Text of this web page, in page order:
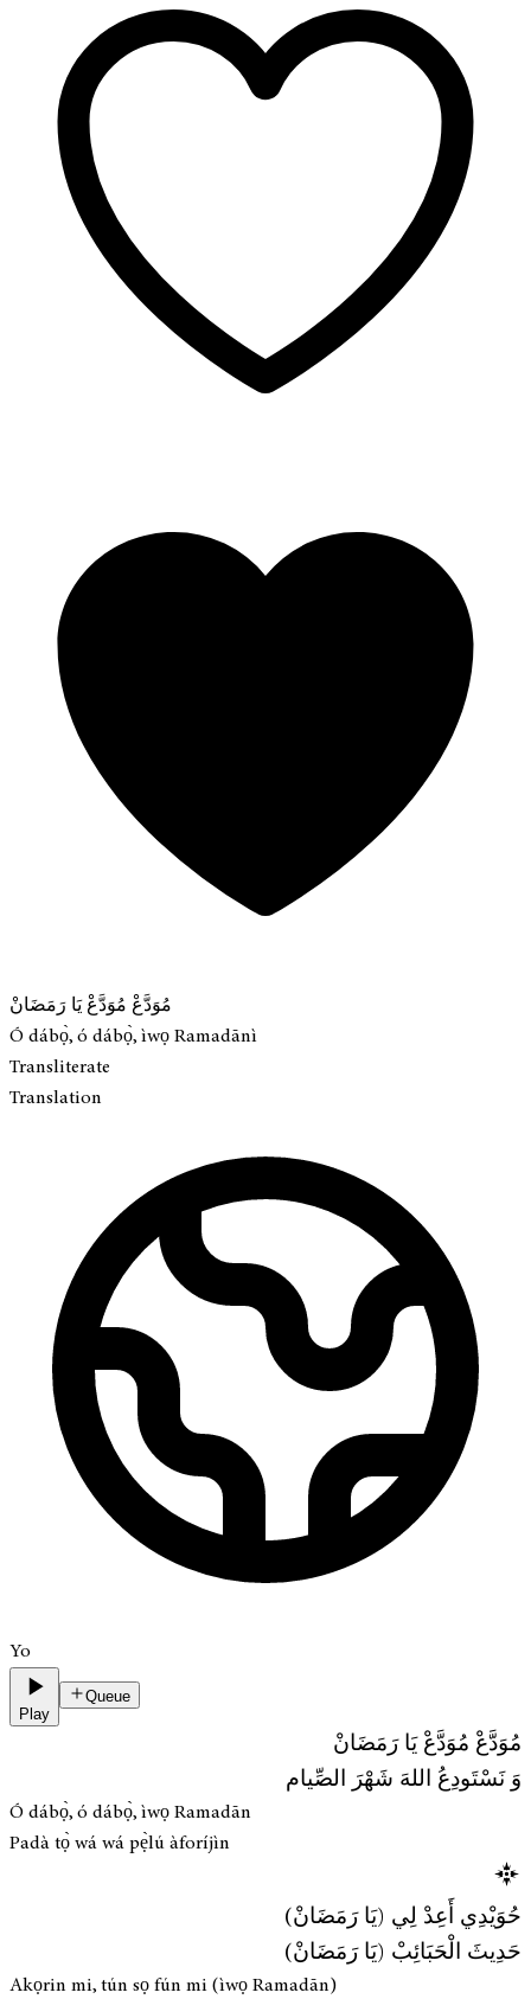
مُوَدَّعْ مُوَدَّعْ يَا رَمَضَانْ
Ó dábọ̀, ó dábọ̀, ìwọ Ramadānì
Transliterate
Translation
Yo
Play
Queue
مُوَدَّعْ مُوَدَّعْ يَا رَمَضَانْ
وَ نَسْتَودِعُ اللهَ شَهْرَ الصِّيام
Ó dábọ̀, ó dábọ̀, ìwọ Ramadān
Padà tọ̀ wá wá pẹ̀lú àforíjìn
حُوَيْدِي أَعِدْ لِي (يَا رَمَضَانْ)
حَدِيثَ الْحَبَائِبْ (يَا رَمَضَانْ)
Akọrin mi, tún sọ fún mi (ìwọ Ramadān)